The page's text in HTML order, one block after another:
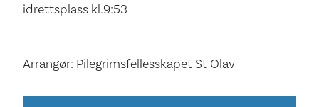
idrettsplass kl.9:53
Arrangør: Pilegrimsfellesskapet St Olav